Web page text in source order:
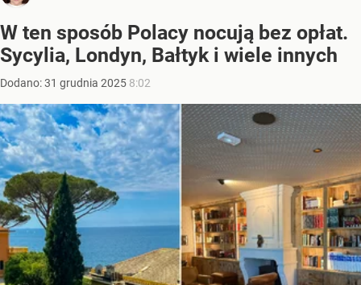
W ten sposób Polacy nocują bez opłat.
Sycylia, Londyn, Bałtyk i wiele innych
Dodano:31 grudnia 2025 8:02